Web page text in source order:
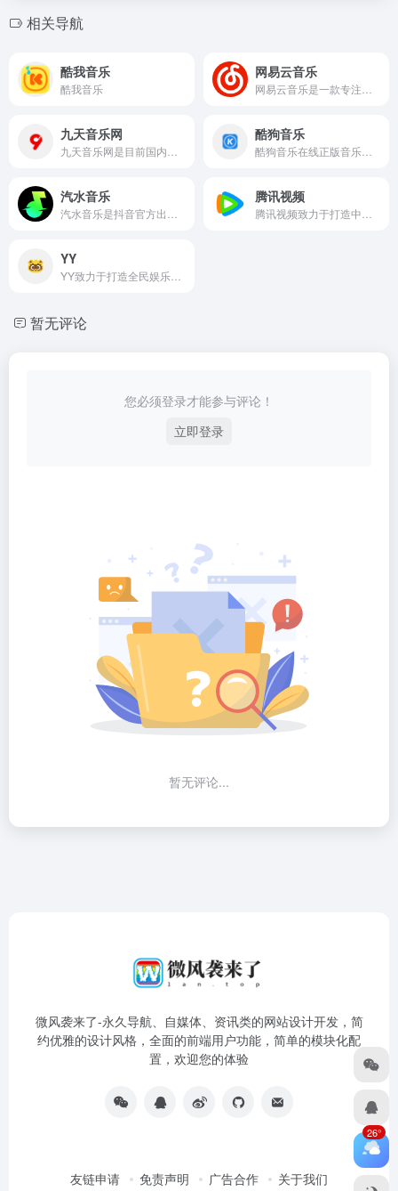
相关导航
酷我音乐
酷我音乐
网易云音乐
九天音乐网 酷狗音乐
汽水音乐 腾讯视频
YY
暂无评论
您必须登录才能参与评论！
立即登录
暂无评论...
微风袭来了-永久导航、自媒体、资讯类的网站设计开发，简
约优雅的设计风格，全面的前端用户功能，简单的模块化配
置，欢迎您的体验
友链申请 免责声明 广告合作 关于我们
26°